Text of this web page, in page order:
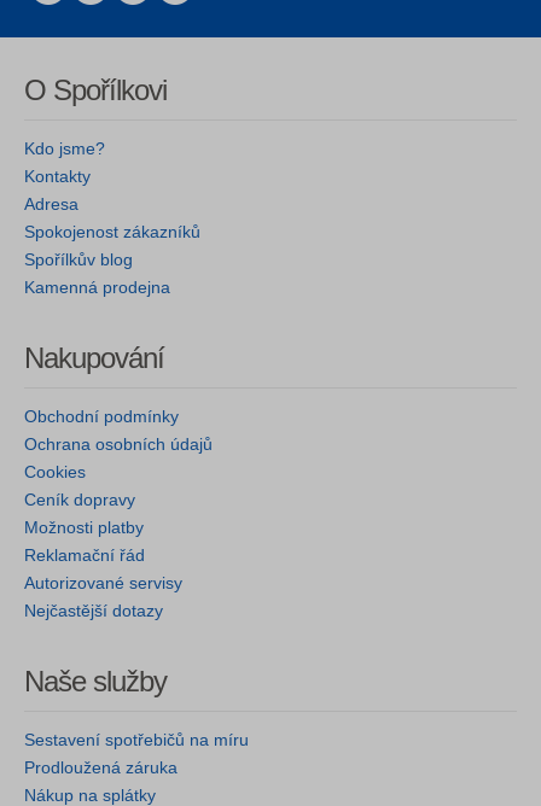
O Spořílkovi
Kdo jsme?
Kontakty
Adresa
Spokojenost zákazníků
Spořílkův blog
Kamenná prodejna
Nakupování
Obchodní podmínky
Ochrana osobních údajů
Cookies
Ceník dopravy
Možnosti platby
Reklamační řád
Autorizované servisy
Nejčastější dotazy
Naše služby
Sestavení spotřebičů na míru
Prodloužená záruka
Nákup na splátky